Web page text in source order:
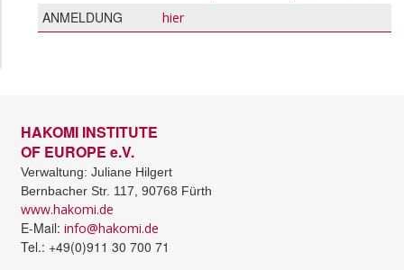
ANMELDUNG hier
HAKOMI INSTITUTE
OF EUROPE e.V.
Verwaltung: Juliane Hilgert
Bernbacher Str. 117, 90768 Fürth
www.hakomi.de
E-Mail: info@hakomi.de
Tel.: +49(0)911 30 700 71